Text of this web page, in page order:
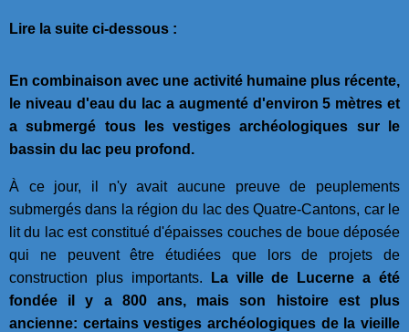
Lire la suite ci-dessous :
En combinaison avec une activité humaine plus récente,
le niveau d'eau du lac a augmenté d'environ 5 mètres et
a submergé tous les vestiges archéologiques sur le
bassin du lac peu profond.
À ce jour, il n'y avait aucune preuve de peuplements
submergés dans la région du lac des Quatre-Cantons, car le
lit du lac est constitué d'épaisses couches de boue déposée
qui ne peuvent être étudiées que lors de projets de
construction plus importants.
La ville de Lucerne a été
fondée il y a 800 ans, mais son histoire est plus
ancienne: certains vestiges archéologiques de la vieille